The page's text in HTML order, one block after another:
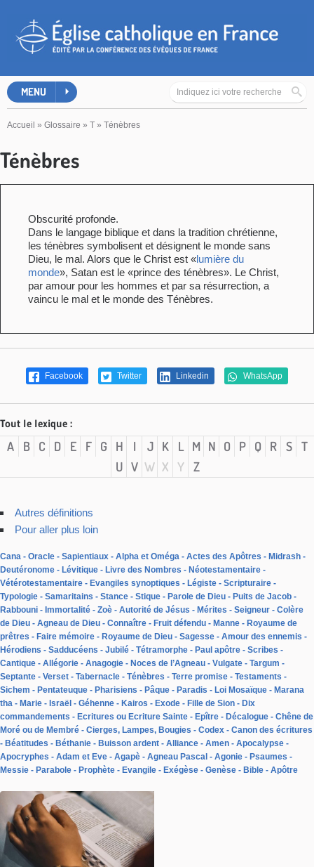
MENU
Accueil » Glossaire » T » Ténèbres
Ténèbres
Obscurité profonde.
Dans le langage biblique et dans la tradition chrétienne,
les ténèbres symbolisent et désignent le monde sans
Dieu, le mal. Alors que le Christ est « lumière du
monde», Satan est le «prince des ténèbres». Le Christ,
par amour pour les hommes et par sa résurrection, a
vaincu le mal et le monde des Ténèbres.
Facebook Twitter Linkedin WhatsApp
Tout le lexique :
A B C D E F G H I J K L M N O P Q R S
T
U V W X Y Z
Autres définitions
Pour aller plus loin
Cana Oracle Sapientiaux Alpha et Oméga Actes des Apôtres
Midrash
Deutéronome
Lévitique Livre des Nombres
Néotestamentaire
Vétérotestamentaire
Evangiles synoptiques Légiste
Scripturaire
Typologie
Samaritains Stance Stique Parole de Dieu
Puits de Jacob
Rabbouni
Immortalité Zoè Autorité de Jésus Mérites Seigneur
Colère
de Dieu
Agneau de Dieu Connaître Fruit défendu Manne
Royaume de
prêtres
Faire mémoire Royaume de Dieu Sagesse
Amour des ennemis
Hérodiens
Sadducéens Jubilé Tétramorphe Paul apôtre
Scribes
Cantique
Allégorie Anagogie Noces de l’Agneau Vulgate
Targum
Septante
Verset Tabernacle Ténèbres Terre promise
Testaments
Sichem
Pentateuque Pharisiens Pâque Paradis Loi Mosaïque
Marana
tha
Marie Israël Géhenne Kairos Exode Fille de Sion
Dix
commandements
Ecritures ou Ecriture Sainte Epître Décalogue
Chêne de
Moré ou de Membré
Cierges, Lampes, Bougies Codex
Canon des écritures
Béatitudes
Béthanie Buisson ardent Alliance Amen
Apocalypse
Apocryphes
Adam et Eve Agapè Agneau Pascal Agonie
Psaumes
Messie
Parabole Prophète Evangile Exégèse Genèse Bible Apôtre